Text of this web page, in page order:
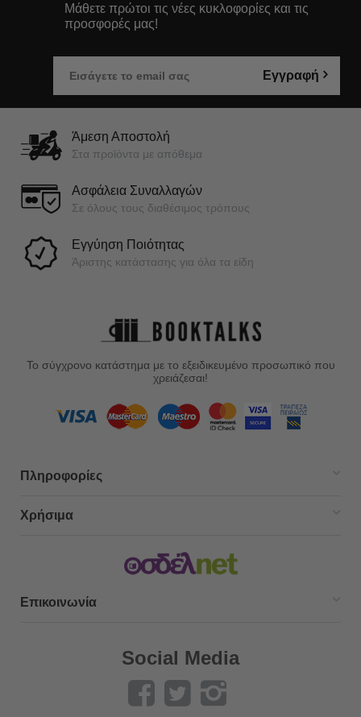
Μάθετε πρώτοι τις νέες κυκλοφορίες και τις
προσφορές μας!
Εγγραφή
Άμεση Αποστολή
Στα προϊόντα με απόθεμα
Ασφάλεια Συναλλαγών
Σε όλους τους διαθέσιμος τρόπους
Εγγύηση Ποιότητας
Άριστης κατάστασης για όλα τα είδη
Το σύγχρονο κατάστημα με το εξειδικευμένο προσωπικό που
χρειάζεσαι!
Πληροφορίες
Χρήσιμα
Επικοινωνία
Social Media